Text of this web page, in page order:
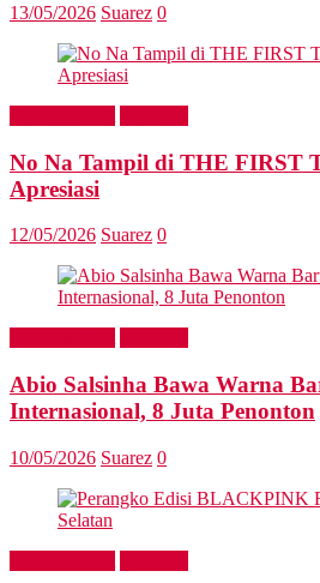
13/05/2026 Suarez 0
No Na Tampil di THE FIRST
Apresiasi
12/05/2026 Suarez 0
Abio Salsinha Bawa Warna
Internasional, 8 Juta Penonton
10/05/2026 Suarez 0